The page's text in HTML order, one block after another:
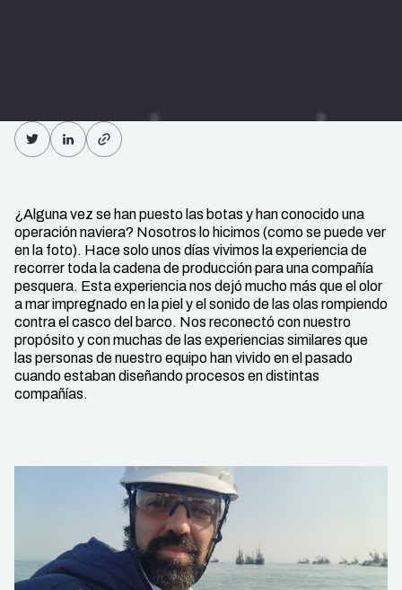
¿Alguna vez se han puesto las botas y han conocido una
operación naviera? Nosotros lo hicimos (como se puede ver
en la foto). Hace solo unos días vivimos la experiencia de
recorrer toda la cadena de producción para una compañía
pesquera. Esta experiencia nos dejó mucho más que el olor
a mar impregnado en la piel y el sonido de las olas rompiendo
contra el casco del barco. Nos reconectó con nuestro
propósito y con muchas de las experiencias similares que
las personas de nuestro equipo han vivido en el pasado
cuando estaban diseñando procesos en distintas
compañías.